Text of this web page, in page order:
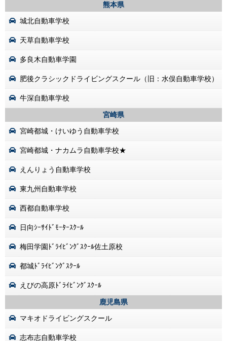
熊本県
城北自動車学校
天草自動車学校
多良木自動車学園
肥後クラシックドライビングスクール（旧：水俣自動車学校）
牛深自動車学校
宮崎県
宮崎都城・けいゆう自動車学校
宮崎都城・ナカムラ自動車学校★
えんりょう自動車学校
東九州自動車学校
西都自動車学校
日向ｼｰｻｲﾄﾞﾓｰﾀｰｽｸｰﾙ
梅田学園ﾄﾞﾗｲﾋﾞﾝｸﾞｽｸｰﾙ佐土原校
都城ﾄﾞﾗｲﾋﾞﾝｸﾞｽｸｰﾙ
えびの高原ﾄﾞﾗｲﾋﾞﾝｸﾞｽｸｰﾙ
鹿児島県
マキオドライビングスクール
志布志自動車学校